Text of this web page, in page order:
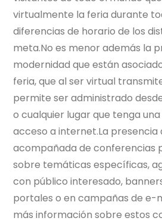
virtualmente la feria durante
diferencias de horario de los
meta.No es menor además la
modernidad que están
feria, que al ser virtual
permite ser administrado
o cualquier lugar que tenga
acceso a internet.La presencia
acompañada de conferencias
sobre temáticas específicas,
con público interesado,
portales o en campañas de e-
más información sobre estos